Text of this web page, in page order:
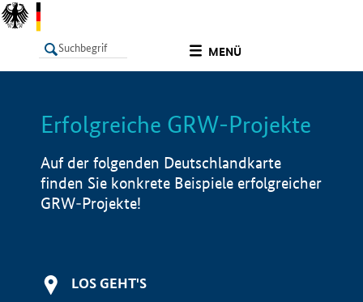
MENÜ
LISTE Info
Erfolgreiche GRW-Projekte
Auf der folgenden Deutschlandkarte
finden Sie konkrete Beispiele erfolgreicher
GRW-Projekte!
LOS GEHT'S